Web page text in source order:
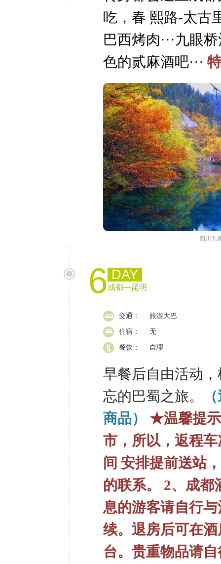
吃，春 熙路-太古
巴西烤肉···九眼
色的贰麻酒吧···
四川九
6 DAY
成都―昆明
交通： 旅游大巴
住宿： 无
餐饮： 自理
早餐后自由活动
忘的巴蜀之旅。
商品） ★温馨提
市，所以，返程
间 安排提前送站
的联系。 2、成都
息的游客请自行
续。退房后可在
台。贵重物品请